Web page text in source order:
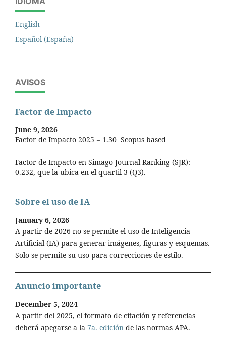
English
Español (España)
AVISOS
Factor de Impacto
June 9, 2026
Factor de Impacto 2025 = 1.30 Scopus based
Factor de Impacto en Simago Journal Ranking (SJR):
0.232, que la ubica en el quartil 3 (Q3).
Sobre el uso de IA
January 6, 2026
A partir de 2026 no se permite el uso de Inteligencia
Artificial (IA) para generar imágenes, figuras y esquemas.
Solo se permite su uso para correcciones de estilo.
Anuncio importante
December 5, 2024
A partir del 2025, el formato de citación y referencias
deberá apegarse a la 7a. edición de las normas APA.